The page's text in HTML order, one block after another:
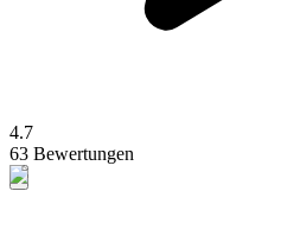
4.7
63 Bewertungen